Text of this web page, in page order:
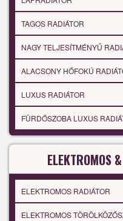
TAGOS RADIÁTOR
NAGY TELJESÍTMÉNYŰ
ALACSONY HŐFOKÚ
LUXUS RADIÁTOR
FÜRDŐSZOBA LUXUS
ELEKTROMOS
ELEKTROMOS RADIÁTOR
ELEKTROMOS